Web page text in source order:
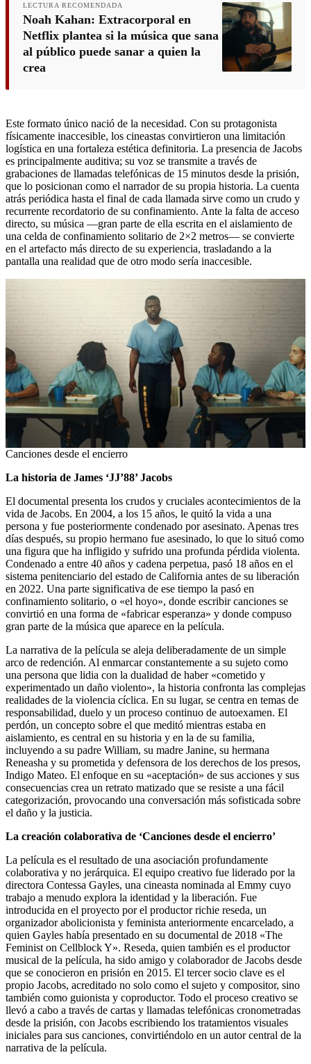
LECTURA RECOMENDADA
Noah Kahan: Extracorporal en
Netflix plantea si la música que sana
al público puede sanar a quien la
crea
Este formato único nació de la necesidad. Con su protagonista
físicamente inaccesible, los cineastas convirtieron una limitación
logística en una fortaleza estética definitoria. La presencia de Jacobs
es principalmente auditiva; su voz se transmite a través de
grabaciones de llamadas telefónicas de 15 minutos desde la prisión,
que lo posicionan como el narrador de su propia historia. La cuenta
atrás periódica hasta el final de cada llamada sirve como un crudo y
recurrente recordatorio de su confinamiento. Ante la falta de acceso
directo, su música —gran parte de ella escrita en el aislamiento de
una celda de confinamiento solitario de 2×2 metros— se convierte
en el artefacto más directo de su experiencia, trasladando a la
pantalla una realidad que de otro modo sería inaccesible.
Canciones desde el encierro
La historia de James ‘JJ’88’ Jacobs
El documental presenta los crudos y cruciales acontecimientos de la
vida de Jacobs. En 2004, a los 15 años, le quitó la vida a una
persona y fue posteriormente condenado por asesinato. Apenas tres
días después, su propio hermano fue asesinado, lo que lo situó como
una figura que ha infligido y sufrido una profunda pérdida violenta.
Condenado a entre 40 años y cadena perpetua, pasó 18 años en el
sistema penitenciario del estado de California antes de su liberación
en 2022. Una parte significativa de ese tiempo la pasó en
confinamiento solitario, o «el hoyo», donde escribir canciones se
convirtió en una forma de «fabricar esperanza» y donde compuso
gran parte de la música que aparece en la película.
La narrativa de la película se aleja deliberadamente de un simple
arco de redención. Al enmarcar constantemente a su sujeto como
una persona que lidia con la dualidad de haber «cometido y
experimentado un daño violento», la historia confronta las complejas
realidades de la violencia cíclica. En su lugar, se centra en temas de
responsabilidad, duelo y un proceso continuo de autoexamen. El
perdón, un concepto sobre el que meditó mientras estaba en
aislamiento, es central en su historia y en la de su familia,
incluyendo a su padre William, su madre Janine, su hermana
Reneasha y su prometida y defensora de los derechos de los presos,
Indigo Mateo. El enfoque en su «aceptación» de sus acciones y sus
consecuencias crea un retrato matizado que se resiste a una fácil
categorización, provocando una conversación más sofisticada sobre
el daño y la justicia.
La creación colaborativa de ‘Canciones desde el encierro’
La película es el resultado de una asociación profundamente
colaborativa y no jerárquica. El equipo creativo fue liderado por la
directora Contessa Gayles, una cineasta nominada al Emmy cuyo
trabajo a menudo explora la identidad y la liberación. Fue
introducida en el proyecto por el productor richie reseda, un
organizador abolicionista y feminista anteriormente encarcelado, a
quien Gayles había presentado en su documental de 2018 «The
Feminist on Cellblock Y». Reseda, quien también es el productor
musical de la película, ha sido amigo y colaborador de Jacobs desde
que se conocieron en prisión en 2015. El tercer socio clave es el
propio Jacobs, acreditado no solo como el sujeto y compositor, sino
también como guionista y coproductor. Todo el proceso creativo se
llevó a cabo a través de cartas y llamadas telefónicas cronometradas
desde la prisión, con Jacobs escribiendo los tratamientos visuales
iniciales para sus canciones, convirtiéndolo en un autor central de la
narrativa de la película.